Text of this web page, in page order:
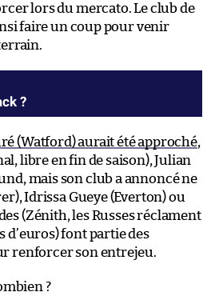
lors du mercato. Le club de
faire un coup pour venir
?
(Watford) aurait été approché,
libre en fin de saison), Julian
mais son club a annoncé ne
Idrissa Gueye (Everton) ou
(Zénith, les Russes réclament
d’euros) font partie des
renforcer son entrejeu.
?